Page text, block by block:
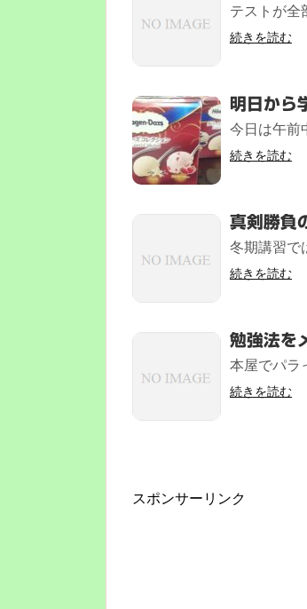
テストが全
続きを読む
明日から
今日は午前
続きを読む
真剣勝負
冬期講習で
続きを読む
勉強法を
本屋でパラ
続きを読む
スポンサーリンク